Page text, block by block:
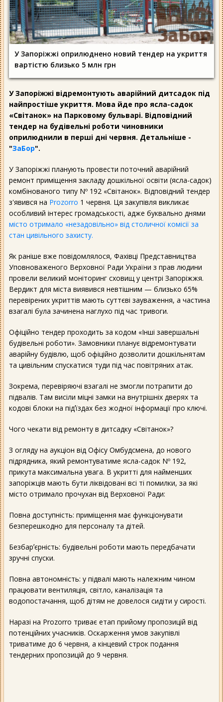
У Запоріжжі оприлюднено новий тендер на укриття
вартістю близько 5 млн грн
У Запоріжжі відремонтують аварійний дитсадок під
найпростіше укриття. Мова йде про ясла-садок
«Світанок» на Парковому бульварі. Відповідний
тендер на будівельні роботи чиновники
оприлюднили в перші дні червня. Детальніше -
"ЗаБор".
У Запоріжжі планують провести поточний аварійний
ремонт приміщення закладу дошкільної освіти (ясла-садок)
комбінованого типу Nº 192 «Світанок». Відповідний тендер
з'явився на Prozorro 1 червня. Ця закупівля викликає
особливий інтерес громадськості, адже буквально днями
місто отримало «незадовільно» від столичної комісії за
стан цивільного захисту.
Як раніше вже повідомлялося, Фахівці Представництва
Уповноваженого Верховної Ради України з прав людини
провели великий моніторинг сховищ у центрі Запоріжжя.
Вердикт для міста виявився невтішним — близько 65%
перевірених укриттів мають суттєві зауваження, а частина
взагалі була зачинена наглухо під час тривоги.
Офіційно тендер проходить за кодом «Інші завершальні
будівельні роботи». Замовники планує відремонтувати
аварійну будівлю, щоб офіційно дозволити дошкільнятам
та цивільним спускатися туди під час повітряних атак.
Зокрема, перевіряючі взагалі не змогли потрапити до
підвалів. Там висіли міцні замки на внутрішніх дверях та
кодові блоки на підʼїздах без жодної інформації про ключі.
Чого чекати від ремонту в дитсадку «Світанок»?
З огляду на аукціон від Офісу Омбудсмена, до нового
підрядника, який ремонтуватиме ясла-садок Nº 192,
прикута максимальна увага. В укритті для найменших
запоріжців мають бути ліквідовані всі ті помилки, за які
місто отримало прочухан від Верховної Ради:
Повна доступність: приміщення має функціонувати
безперешкодно для персоналу та дітей.
Безбарʼєрність: будівельні роботи мають передбачати
зручні спуски.
Повна автономність: у підвалі мають належним чином
працювати вентиляція, світло, каналізація та
водопостачання, щоб дітям не довелося сидіти у сирості.
Наразі на Prozorro триває етап прийому пропозицій від
потенційних учасників. Оскарження умов закупівлі
триватиме до 6 червня, а кінцевий строк подання
тендерних пропозицій до 9 червня.